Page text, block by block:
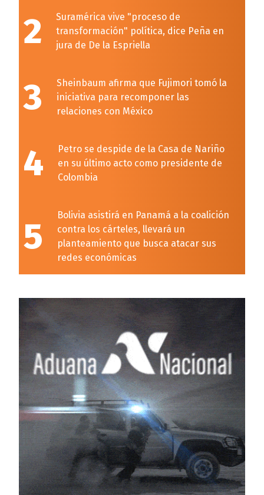
2
Suramérica vive "proceso de
transformación" política, dice Peña en
jura de De la Espriella
3
Sheinbaum afirma que Fujimori tomó la
iniciativa para recomponer las
relaciones con México
4
Petro se despide de la Casa de Nariño
en su último acto como presidente de
Colombia
5
Bolivia asistirá en Panamá a la coalición
contra los cárteles, llevará un
planteamiento que busca atacar sus
redes económicas